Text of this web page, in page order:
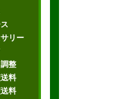
リー
整
料
料